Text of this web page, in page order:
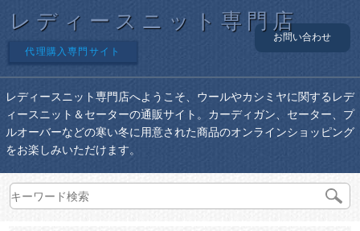
レディースニット専門店
代理購入専門サイト
お問い合わせ
レディースニット専門店へようこそ、ウールやカシミヤに関するレデ
ィースニット＆セーターの通販サイト。カーディガン、セーター、プ
ルオーバーなどの寒い冬に用意された商品のオンラインショッピング
をお楽しみいただけます。